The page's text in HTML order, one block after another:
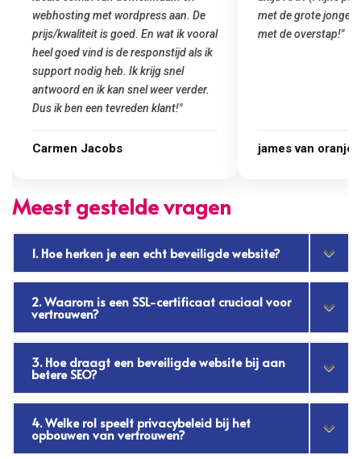
met de grote jongens en dus nu al blij
met de overstap!"
james van oranje
was meteen door
gemaakt. Top
Marcel Thijs
Meest gestelde vragen
1. Hoe herken je een echt beveiligde website?
2. Waarom is een SSL-certificaat cruciaal voor
vertrouwen?
3. Hoe draagt een beveiligde website bij aan
betere SEO?
4. Welke rol speelt privacybeleid bij het
opbouwen van vertrouwen?